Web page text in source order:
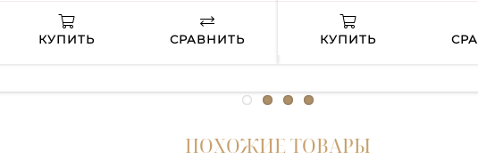
КУПИТЬ СРАВНИТЬ КУПИТЬ
ПОХОЖИЕ ТОВАРЫ